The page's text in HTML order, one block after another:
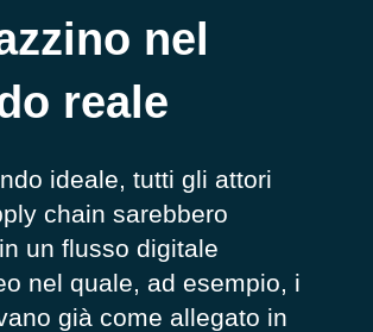
nel
reale
ideale, tutti gli attori
chain sarebbero
un flusso digitale
nel quale, ad esempio, i
già come allegato in